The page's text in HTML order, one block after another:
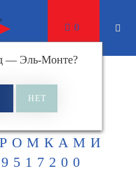
— Эль-Монте?
0
РЕЗКИ